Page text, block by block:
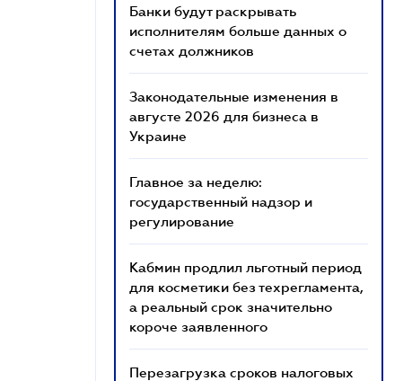
Банки будут раскрывать
исполнителям больше данных о
счетах должников
Законодательные изменения в
августе 2026 для бизнеса в
Украине
Главное за неделю:
государственный надзор и
регулирование
Кабмин продлил льготный период
для косметики без техрегламента,
а реальный срок значительно
короче заявленного
Перезагрузка сроков налоговых